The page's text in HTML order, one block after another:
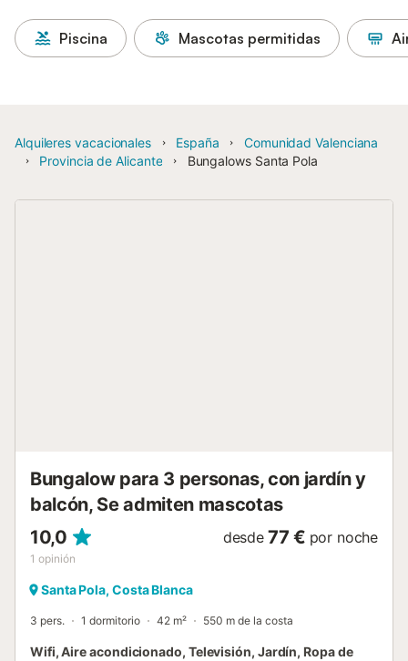
Piscina Mascotas permitidas
Alquileres vacacionales España
Comunidad Valenciana
Provincia de Alicante
Bungalows Santa Pola
Bungalow para 3 personas, con jardín y
balcón, Se admiten mascotas
10,0
1 opinión
desde 77 € por noche
Santa Pola, Costa Blanca
3 pers. 1 dormitorio 42 m² 550 m de la costa
Wifi, Aire acondicionado, Televisión, Jardín, Ropa de